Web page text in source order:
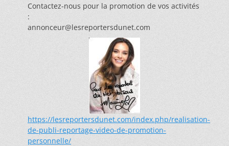
Contactez-nous pour la promotion de vos activités
:
annonceur@lesreportersdunet.com
https://lesreportersdunet.com/index.php/realisation-
de-publi-reportage-video-de-promotion-
personnelle/